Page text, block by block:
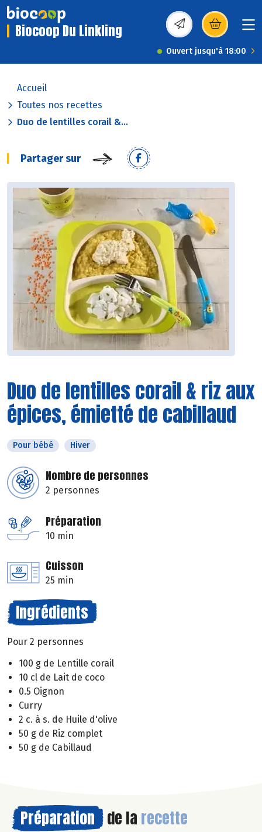
Biocoop Du Linkling (s’ouvre dans une
Ouvert jusqu'à 18:00
Accueil
Toutes nos recettes
Duo de lentilles corail &...
Partager sur
Duo de lentilles corail & riz aux
épices, émietté de cabillaud
Pour bébé Hiver
Nombre de personnes
2 personnes
Préparation
10 min
Cuisson
25 min
Ingrédients
Pour 2 personnes
100 g de Lentille corail
10 cl de Lait de coco
0.5 Oignon
Curry
2 c. à s. de Huile d'olive
50 g de Riz complet
50 g de Cabillaud
Préparation de la recette